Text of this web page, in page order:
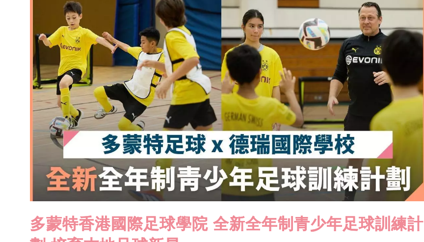
多蒙特香港國際足球學院 全新全年制青少年足球訓練計